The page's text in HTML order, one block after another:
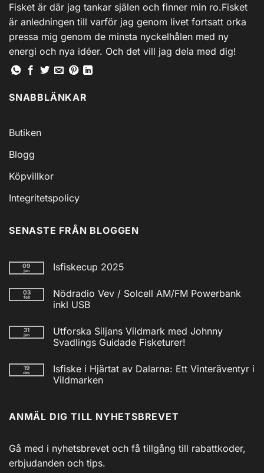
Fisket är där jag tankar själen och finner min ro.Fisket
är anledningen till varför jag genom livet fortsatt orka
pressa mig genom de minsta nyckelhålen med ny
energi och nya idéer. Och det vill jag dela med dig!
SNABBLÄNKAR
Butiken
Blogg
Köpvillkor
Integritetspolicy
SENASTE FRÅN BLOGGEN
09
jan Isfiskecup 2025
till
Isfiskecup
2025
03
feb
Nödradio Vev / Solcell AM/FM Powerbank
inkl USB
till
Nödradio
Vev
AM/FM
Powerbank
inkl
31
jan
Utforska Siljans Vildmark med Johnny
Svadlings Guidade Fisketurer!
till
Utforska
Siljans
Svadlings
Guidade
19
dec
Isfiske i Hjärtat av Dalarna: Ett Vinteräventyr i
Vildmarken
Isfiske
i
Dalarna:
Ett
Vinteräventyr
i
ANMÄL DIG TILL NYHETSBREVET
Gå med i nyhetsbrevet och få tillgång till rabattkoder,
erbjudanden och tips.